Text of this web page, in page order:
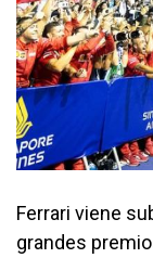
Ferrari viene
grandes